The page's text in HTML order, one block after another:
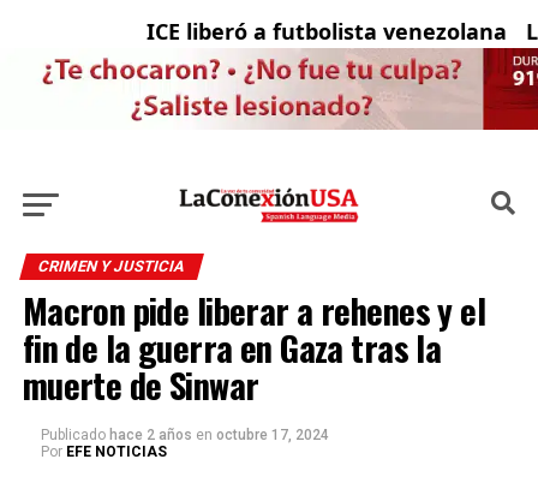
ICE liberó a futbolista venezolana La
CRIMEN Y JUSTICIA
Macron pide liberar a rehenes y el
fin de la guerra en Gaza tras la
muerte de Sinwar
Publicado hace 2 años en octubre 17, 2024
Por EFE NOTICIAS